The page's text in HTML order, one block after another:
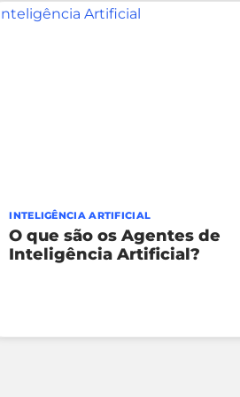
INTELIGÊNCIA ARTIFICIAL
O que são os Agentes de
Inteligência Artificial?